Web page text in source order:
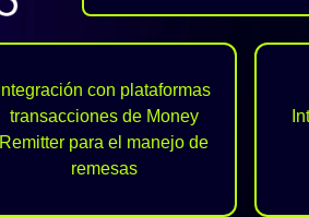
Integración con plataformas
transacciones de Money
Remitter para el manejo de
remesas